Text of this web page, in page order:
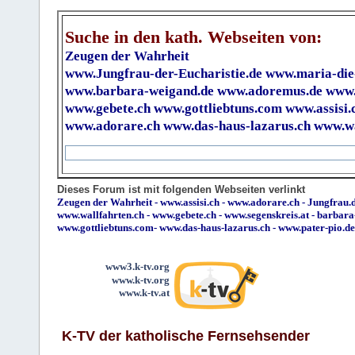
Suche in den kath. Webseiten von:
Zeugen der Wahrheit
www.Jungfrau-der-Eucharistie.de www.maria-
www.barbara-weigand.de www.adoremus.de
www.gebete.ch www.gottliebtuns.com
www.adorare.ch www.das-haus-lazarus.ch
Dieses Forum ist mit folgenden Webseiten verlinkt
Zeugen der Wahrheit - www.assisi.ch - www.adorare.ch -
www.wallfahrten.ch - www.gebete.ch - www.segenskreis.at -
www.gottliebtuns.com- www.das-haus-lazarus.ch - www.pater-pio.de
www3.k-tv.org
www.k-tv.org
www.k-tv.at
K-TV der katholische Fernsehsender